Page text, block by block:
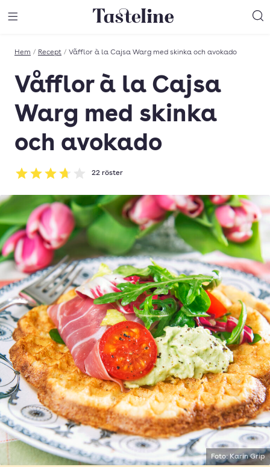
Till Tastelines startsida
Hem / Recept / Våfflor à la Cajsa Warg med skinka och avokado
Våfflor à la Cajsa
Warg med skinka
och avokado
Betyg: 3.68 av 5
22 röster
Foto: Karin Grip